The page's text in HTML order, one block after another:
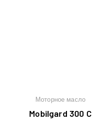
Моторное масло
Mobilgard 300 C